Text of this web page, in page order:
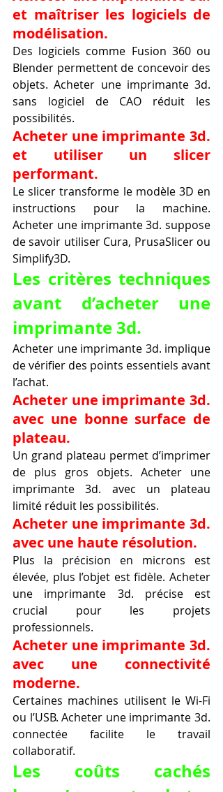
et maîtriser les logiciels de
modélisation.
Des logiciels comme Fusion 360 ou
Blender permettent de concevoir des
objets. Acheter une imprimante 3d.
sans logiciel de CAO réduit les
possibilités.
Acheter une imprimante 3d.
et utiliser un slicer
performant.
Le slicer transforme le modèle 3D en
instructions pour la machine.
Acheter une imprimante 3d. suppose
de savoir utiliser Cura, PrusaSlicer ou
Simplify3D.
Les critères techniques
avant d’acheter une
imprimante 3d.
Acheter une imprimante 3d. implique
de vérifier des points essentiels avant
l’achat.
Acheter une imprimante 3d.
avec une bonne surface de
plateau.
Un grand plateau permet d’imprimer
de plus gros objets. Acheter une
imprimante 3d. avec un plateau
limité réduit les possibilités.
Acheter une imprimante 3d.
avec une haute résolution.
Plus la précision en microns est
élevée, plus l’objet est fidèle. Acheter
une imprimante 3d. précise est
crucial pour les projets
professionnels.
Acheter une imprimante 3d.
avec une connectivité
moderne.
Certaines machines utilisent le Wi-Fi
ou l’USB. Acheter une imprimante 3d.
connectée facilite le travail
collaboratif.
Les coûts cachés